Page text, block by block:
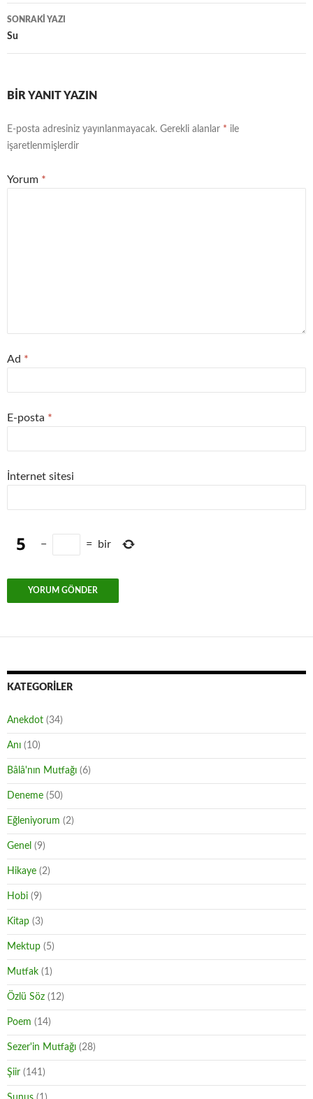
dolaşımı
SONRAKI YAZI
Su
BIR YANIT YAZIN
E-posta adresiniz yayınlanmayacak. Gerekli alanlar * ile
işaretlenmişlerdir
Yorum *
Ad *
E-posta *
İnternet sitesi
− = bir
KATEGORILER
Anekdot (34)
Anı (10)
Bâlâ'nın Mutfağı (6)
Deneme (50)
Eğleniyorum (2)
Genel (9)
Hikaye (2)
Hobi (9)
Kitap (3)
Mektup (5)
Mutfak (1)
Özlü Söz (12)
Poem (14)
Sezer'in Mutfağı (28)
Şiir (141)